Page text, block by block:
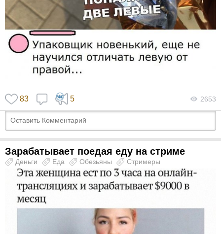
83 5 2653
Зарабатывает поедая еду на стриме
Деньги Еда Обезьяны Стримеры